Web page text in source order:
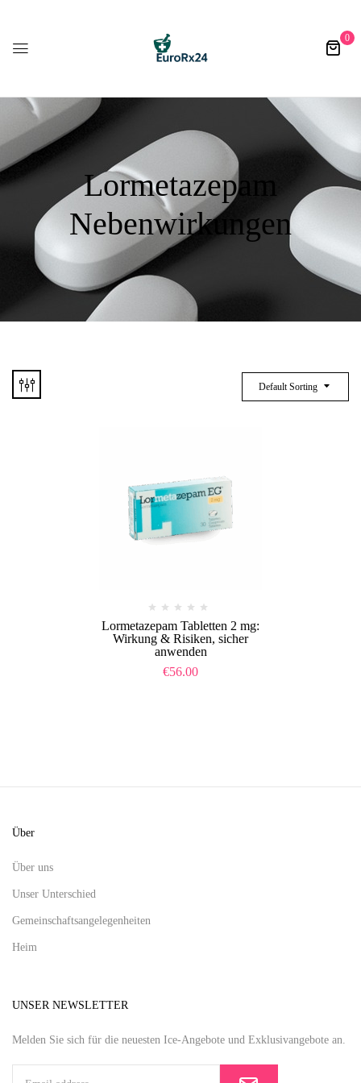
0
Lormetazepam
Nebenwirkungen
Default Sorting
Lormetazepam Tabletten 2 mg:
Wirkung & Risiken, sicher
anwenden
€56.00
Über
Über uns
Unser Unterschied
Gemeinschaftsangelegenheiten
Heim
UNSER NEWSLETTER
Melden Sie sich für die neuesten Ice-Angebote und Exklusivangebote an.